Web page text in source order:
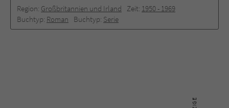
Region: Großbritannien und Irland Zeit: 1950 - 1969
Buchtyp: Roman Buchtyp: Serie